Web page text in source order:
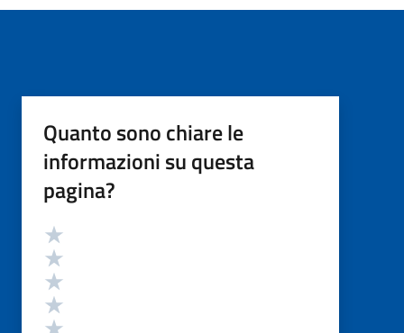
Quanto sono chiare le
informazioni su questa
pagina?
Valutazione